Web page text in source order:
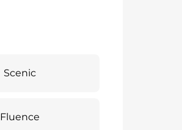
Scenic
Fluence